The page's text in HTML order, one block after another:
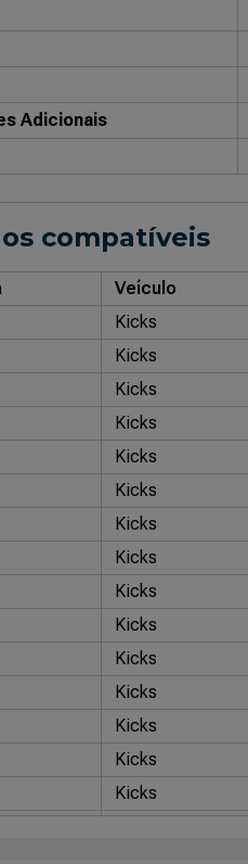
Adicionais
compatíveis
Veículo
Kicks
Kicks
Kicks
Kicks
Kicks
Kicks
Kicks
Kicks
Kicks
Kicks
Kicks
Kicks
Kicks
Kicks
Kicks